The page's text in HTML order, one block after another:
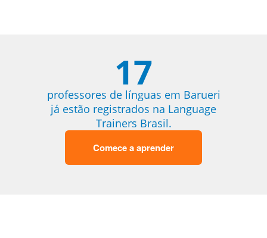
17
professores de línguas em Barueri
já estão registrados na Language
Trainers Brasil.
Comece a aprender